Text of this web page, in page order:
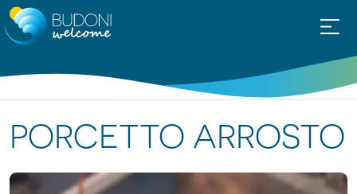
PORCETTO ARROSTO